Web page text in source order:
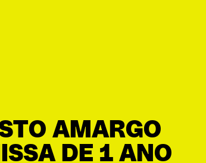
AMARGO
DE 1 ANO